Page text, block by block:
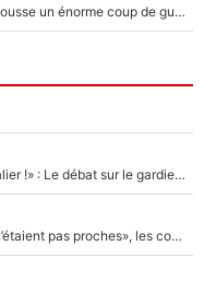
Victime de racisme contre Murray, Kyrgios pousse un énorme coup de gueule !
«Admets que tu t'es trompé sur Lucas Chevalier !» : Le débat sur le gardien du PSG vire au clash à l'After Foot
Zinédine Zidane et Didier Deschamps : «Ils n’étaient pas proches», les confidences d’un membre de l’équipe de France 1998 sur leur relation spéciale